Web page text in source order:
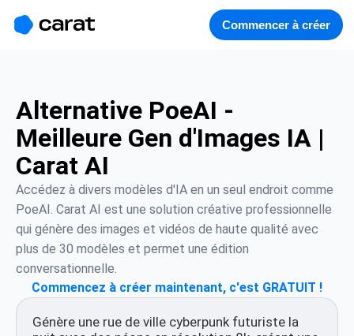
소개
Commencer à créer
Alternative PoeAI -
Meilleure Gen d'Images IA |
Carat AI
Accédez à divers modèles d'IA en un seul endroit comme
PoeAI. Carat AI est une solution créative professionnelle
qui génère des images et vidéos de haute qualité avec
plus de 30 modèles et permet une édition
conversationnelle.
Commencez à créer maintenant, c'est GRATUIT !